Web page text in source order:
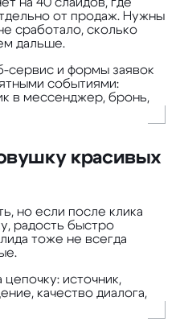
на 40 слайдов, где
от продаж. Нужны
сработало, сколько
дальше.
сервис и формы заявок
событиями:
в мессенджер, бронь,
красивых
но если после клика
радость быстро
тоже не всегда
источник,
качество диалога,